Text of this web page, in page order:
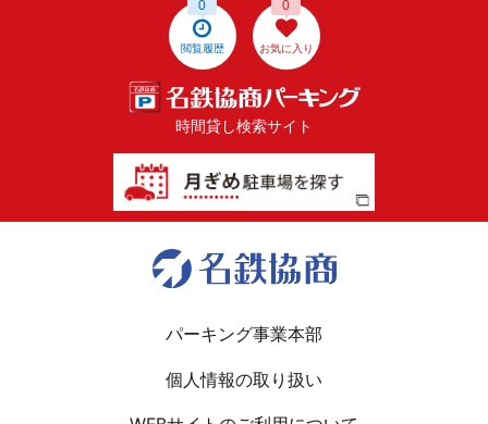
閲覧履歴
0
お気に入り
0
時間貸し検索サイト
パーキング事業本部
個人情報の取り扱い